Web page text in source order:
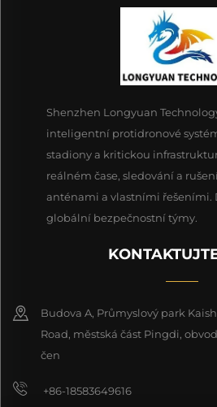
Shenzhen Longyuan
inteligentní protidronové
stadiony a kritickou
reálném čase, sledování a
anténami a vlastními řešeními.
globální bezpečnostní týmy.
Budova A, Průmyslový park
Road, městská část Pingdi,
čen
+86-18583649616